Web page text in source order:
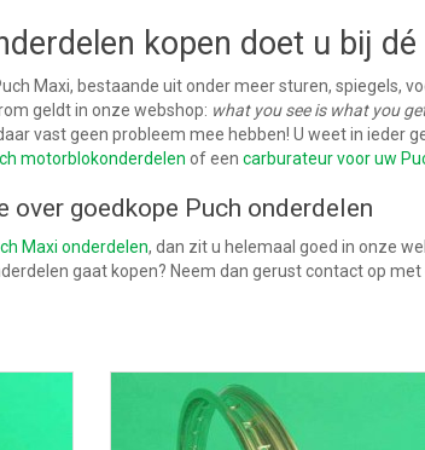
kopen doet u bij
Maxi, bestaande uit onder meer sturen, spiegels,
geldt in onze webshop: what you see is what you
vast geen probleem mee hebben! U weet in ieder
motorblokonderdelen of een carburateur voor uw
goedkope Puch onderdelen
Maxi onderdelen, dan zit u helemaal goed in onze
gaat kopen? Neem dan gerust contact op met